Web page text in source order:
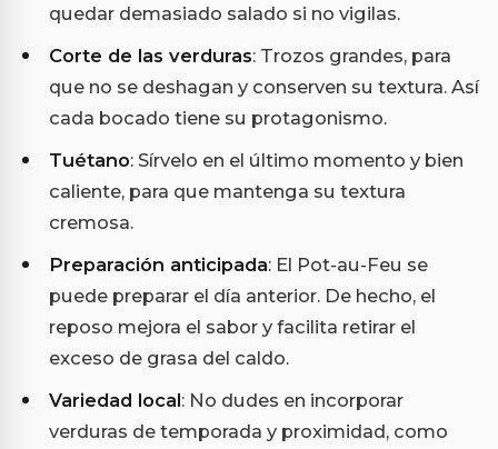
quedar demasiado salado si no vigilas.
Corte de las verduras: Trozos grandes, para
que no se deshagan y conserven su textura. Así
cada bocado tiene su protagonismo.
Tuétano: Sírvelo en el último momento y bien
caliente, para que mantenga su textura
cremosa.
Preparación anticipada: El Pot-au-Feu se
puede preparar el día anterior. De hecho, el
reposo mejora el sabor y facilita retirar el
exceso de grasa del caldo.
Variedad local: No dudes en incorporar
verduras de temporada y proximidad, como